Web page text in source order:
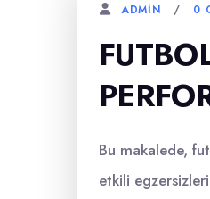
ADMIN 0
Bu makalede,
etkili